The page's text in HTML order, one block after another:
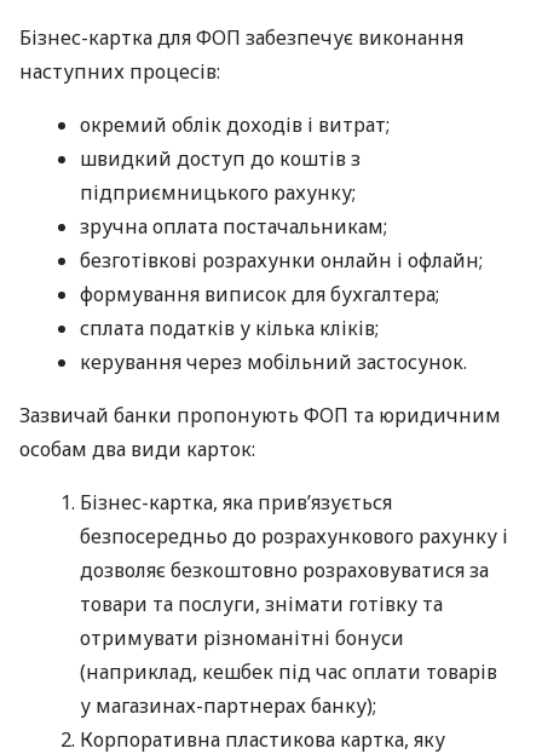
Бізнес-картка для ФОП забезпечує виконання
наступних процесів:
окремий облік доходів і витрат;
швидкий доступ до коштів з
підприємницького рахунку;
зручна оплата постачальникам;
безготівкові розрахунки онлайн і офлайн;
формування виписок для бухгалтера;
сплата податків у кілька кліків;
керування через мобільний застосунок.
Зазвичай банки пропонують ФОП та юридичним
особам два види карток:
Бізнес-картка, яка прив’язується
безпосередньо до розрахункового рахунку і
дозволяє безкоштовно розраховуватися за
товари та послуги, знімати готівку та
отримувати різноманітні бонуси
(наприклад, кешбек під час оплати товарів
у магазинах-партнерах банку);
Корпоративна пластикова картка, яку